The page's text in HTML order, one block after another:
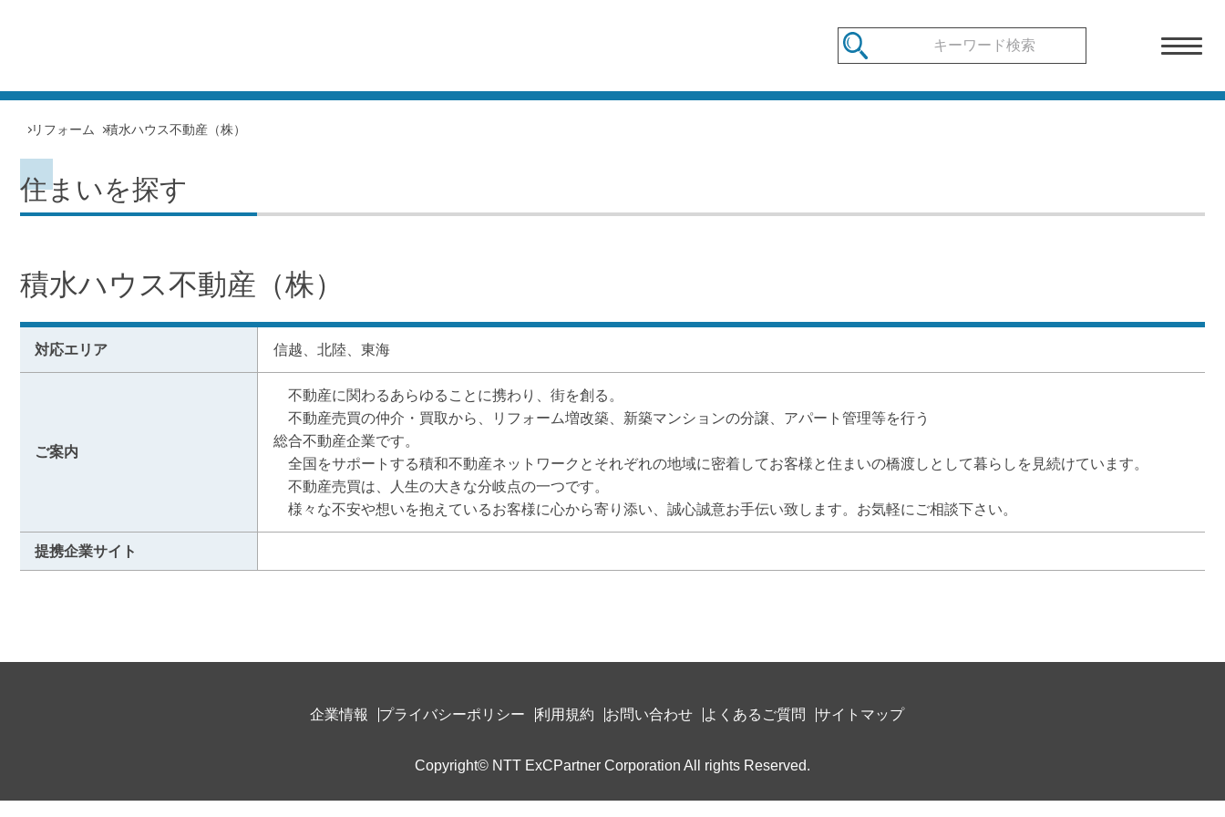
リフォーム 積水ハウス不動産（株）
住まいを探す
積水ハウス不動産（株）
対応エリア 信越、北陸、東海
ご案内
不動産に関わるあらゆることに携わり、街を創る。
不動産売買の仲介・買取から、リフォーム増改築、新築マンションの分譲、アパート管理等を行う
総合不動産企業です。
全国をサポートする積和不動産ネットワークとそれぞれの地域に密着してお客様と住まいの橋渡しとして暮らしを見続けています。
不動産売買は、人生の大きな分岐点の一つです。
様々な不安や想いを抱えているお客様に心から寄り添い、誠心誠意お手伝い致します。お気軽にご相談下さい。
提携企業サイト
企業情報 プライバシーポリシー 利用規約 お問い合わせ よくあるご質問 サイトマップ
Copyright© NTT ExCPartner Corporation All rights Reserved.